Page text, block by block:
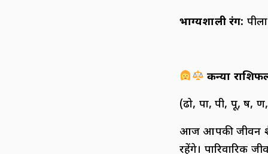
भाग्यशाली रंग: पीला
कन्या
(ढो, पा, पी, पू, ष,
आज आपकी जीवन
रहेंगे। पारिवारिक